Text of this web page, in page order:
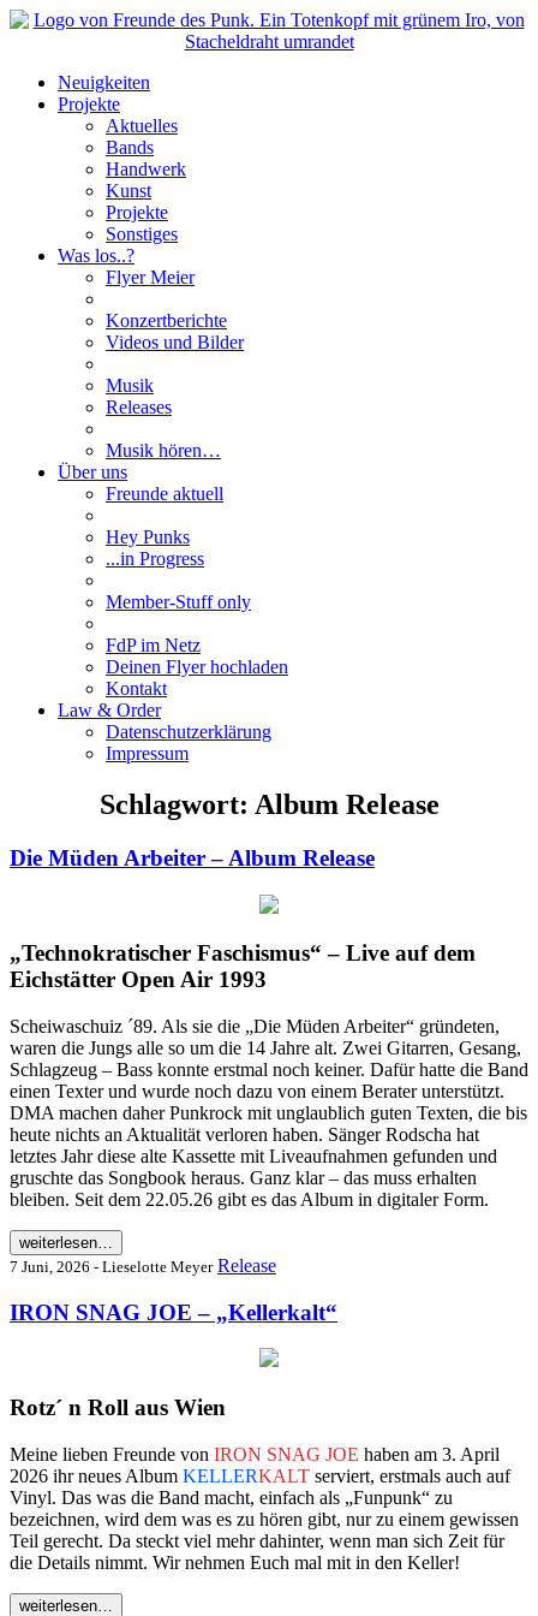
Neuigkeiten
Projekte
Aktuelles
Bands
Handwerk
Kunst
Projekte
Sonstiges
Was los..?
Flyer Meier
Konzertberichte
Videos und Bilder
Musik
Releases
Musik hören…
Über uns
Freunde aktuell
Hey Punks
...in Progress
Member-Stuff only
FdP im Netz
Deinen Flyer hochladen
Kontakt
Law & Order
Datenschutzerklärung
Impressum
Schlagwort: Album Release
Die Müden Arbeiter – Album Release
„Technokratischer Faschismus“ – Live auf dem
Eichstätter Open Air 1993
Scheiwaschuiz ´89. Als sie die „Die Müden Arbeiter“ gründeten,
waren die Jungs alle so um die 14 Jahre alt. Zwei Gitarren, Gesang,
Schlagzeug – Bass konnte erstmal noch keiner. Dafür hatte die Band
einen Texter und wurde noch dazu von einem Berater unterstützt.
DMA machen daher Punkrock mit unglaublich guten Texten, die bis
heute nichts an Aktualität verloren haben. Sänger Rodscha hat
letztes Jahr diese alte Kassette mit Liveaufnahmen gefunden und
gruschte das Songbook heraus. Ganz klar – das muss erhalten
bleiben. Seit dem 22.05.26 gibt es das Album in digitaler Form.
weiterlesen…
7 Juni, 2026 - Lieselotte Meyer Release
IRON SNAG JOE – „Kellerkalt“
Rotz´ n Roll aus Wien
Meine lieben Freunde von IRON SNAG JOE haben am 3. April
2026 ihr neues Album KELLERKALT serviert, erstmals auch auf
Vinyl. Das was die Band macht, einfach als „Funpunk“ zu
bezeichnen, wird dem was es zu hören gibt, nur zu einem gewissen
Teil gerecht. Da steckt viel mehr dahinter, wenn man sich Zeit für
die Details nimmt. Wir nehmen Euch mal mit in den Keller!
weiterlesen…